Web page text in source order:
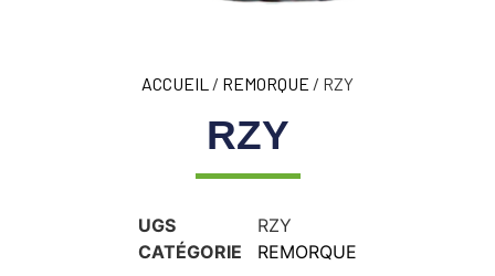
ACCUEIL / REMORQUE / RZY
RZY
UGS
RZY
CATÉGORIE
REMORQUE